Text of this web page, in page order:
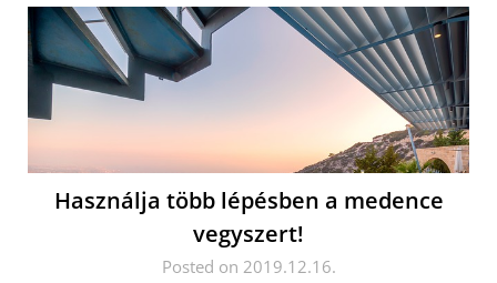
Használja több lépésben a medence
vegyszert!
Posted on 2019.12.16.